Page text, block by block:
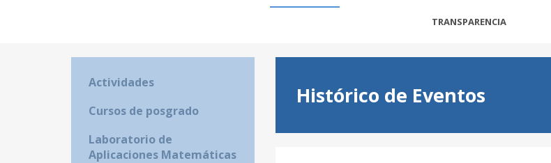
TRANSPARENCIA
Actividades
Cursos de posgrado
Laboratorio de
Aplicaciones Matemáticas
Histórico de Eventos